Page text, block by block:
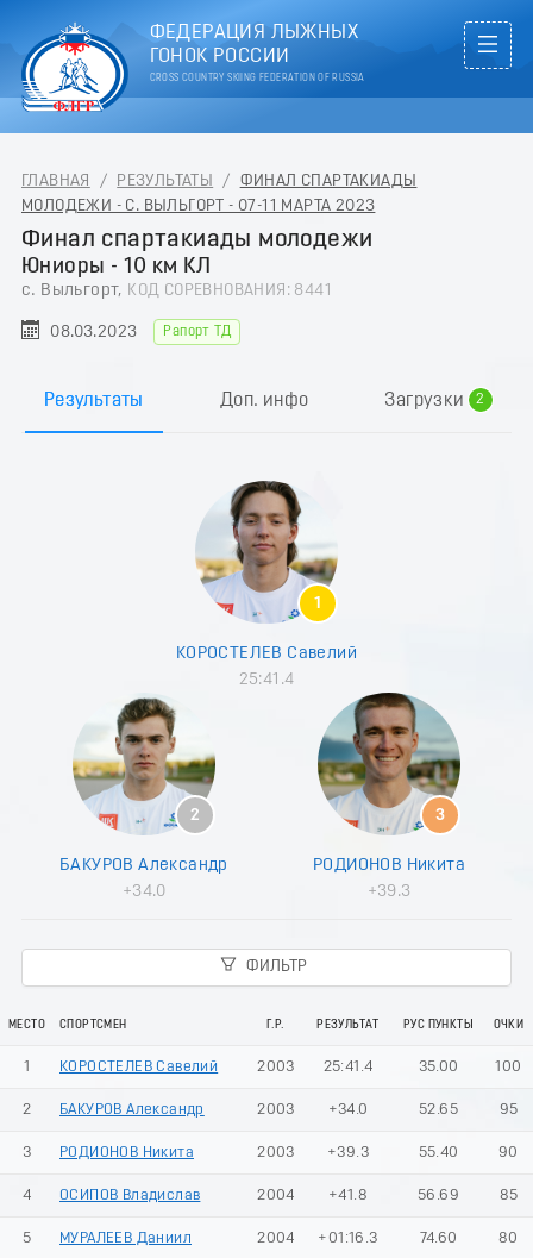
ФЕДЕРАЦИЯ ЛЫЖНЫХ
ГОНОК РОССИИ
CROSS COUNTRY SKIING FEDERATION OF RUSSIA
ГЛАВНАЯ / РЕЗУЛЬТАТЫ / ФИНАЛ СПАРТАКИАДЫ
МОЛОДЕЖИ - С. ВЫЛЬГОРТ - 07-11 МАРТА 2023
Финал спартакиады молодежи
Юниоры - 10 км КЛ
с. Выльгорт, КОД СОРЕВНОВАНИЯ: 8441
08.03.2023 Рапорт ТД
Результаты Доп. инфо Загрузки
2
5
1
КОРОСТЕЛЕВ Савелий
25:41.4
2
БАКУРОВ Александр
+34.0
3
РОДИОНОВ Никита
+39.3
ФИЛЬТР
МЕСТО СПОРТСМЕН Г.Р. РЕЗУЛЬТАТ РУС ПУНКТЫ ОЧКИ
1 КОРОСТЕЛЕВ Савелий 2003 25:41.4 35.00 100
2 БАКУРОВ Александр 2003 +34.0 52.65 95
3 РОДИОНОВ Никита 2003 +39.3 55.40 90
4 ОСИПОВ Владислав 2004 +41.8 56.69 85
5 МУРАЛЕЕВ Даниил 2004 +01:16.3 74.60 80